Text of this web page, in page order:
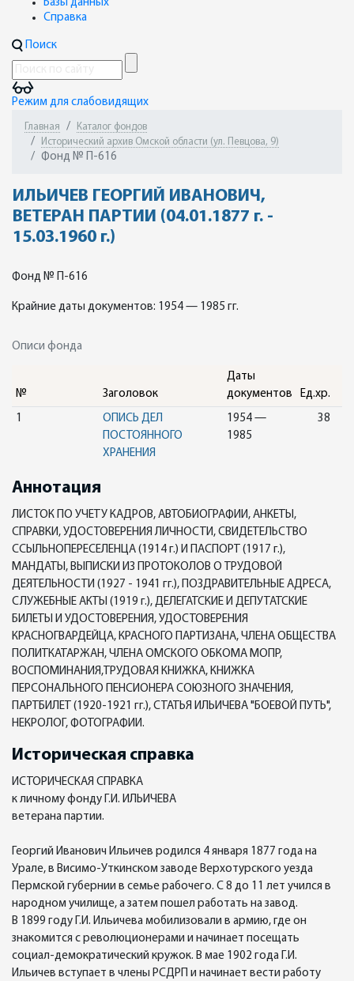
Базы данных
Справка
Поиск
Режим для слабовидящих
Главная
Каталог фондов
Исторический архив Омской области (ул. Певцова, 9)
Фонд № П-616
ИЛЬИЧЕВ ГЕОРГИЙ ИВАНОВИЧ,
ВЕТЕРАН ПАРТИИ (04.01.1877 г. -
15.03.1960 г.)
Фонд № П-616
Крайние даты документов: 1954 — 1985 гг.
Описи фонда
№ Заголовок
Даты
документов
Ед.хр.
1
ОПИСЬ ДЕЛ
ПОСТОЯННОГО
ХРАНЕНИЯ
1954 —
1985
38
Аннотация
ЛИСТОК ПО УЧЕТУ КАДРОВ, АВТОБИОГРАФИИ, АНКЕТЫ,
СПРАВКИ, УДОСТОВЕРЕНИЯ ЛИЧНОСТИ, СВИДЕТЕЛЬСТВО
ССЫЛЬНОПЕРЕСЕЛЕНЦА (1914 г.) И ПАСПОРТ (1917 г.),
МАНДАТЫ, ВЫПИСКИ ИЗ ПРОТОКОЛОВ О ТРУДОВОЙ
ДЕЯТЕЛЬНОСТИ (1927 - 1941 гг.), ПОЗДРАВИТЕЛЬНЫЕ АДРЕСА,
СЛУЖЕБНЫЕ АКТЫ (1919 г.), ДЕЛЕГАТСКИЕ И ДЕПУТАТСКИЕ
БИЛЕТЫ И УДОСТОВЕРЕНИЯ, УДОСТОВЕРЕНИЯ
КРАСНОГВАРДЕЙЦА, КРАСНОГО ПАРТИЗАНА, ЧЛЕНА ОБЩЕСТВА
ПОЛИТКАТАРЖАН, ЧЛЕНА ОМСКОГО ОБКОМА МОПР,
ВОСПОМИНАНИЯ,ТРУДОВАЯ КНИЖКА, КНИЖКА
ПЕРСОНАЛЬНОГО ПЕНСИОНЕРА СОЮЗНОГО ЗНАЧЕНИЯ,
ПАРТБИЛЕТ (1920-1921 гг.), СТАТЬЯ ИЛЬИЧЕВА "БОЕВОЙ ПУТЬ",
НЕКРОЛОГ, ФОТОГРАФИИ.
Историческая справка
ИСТОРИЧЕСКАЯ СПРАВКА
к личному фонду Г.И. ИЛЬИЧЕВА
ветерана партии.
Георгий Иванович Ильичев родился 4 января 1877 года на
Урале, в Висимо-Уткинском заводе Верхотурского уезда
Пермской губернии в семье рабочего. С 8 до 11 лет учился в
народном училище, а затем пошел работать на завод.
В 1899 году Г.И. Ильичева мобилизовали в армию, где он
знакомится с революционерами и начинает посещать
социал-демократический кружок. В мае 1902 года Г.И.
Ильичев вступает в члены РСДРП и начинает вести работу